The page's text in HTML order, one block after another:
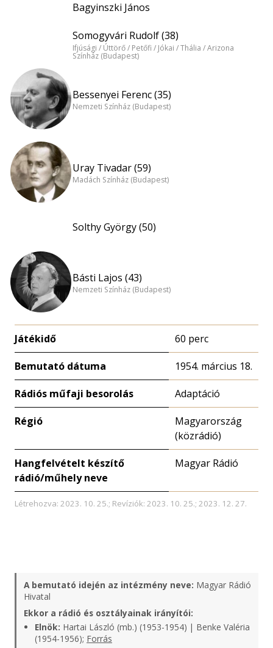
Bagyinszki János
Somogyvári Rudolf (38)
Ifjúsági / Úttörő / Petőfi / Jókai / Thália / Arizona
Színház (Budapest)
Bessenyei Ferenc (35)
Nemzeti Színház (Budapest)
Uray Tivadar (59)
Madách Színház (Budapest)
Solthy György (50)
Básti Lajos (43)
Nemzeti Színház (Budapest)
Játékidő 60 perc
Bemutató dátuma 1954. március 18.
Rádiós műfaji besorolás Adaptáció
Régió
Magyarország
(közrádió)
Hangfelvételt készítő
rádió/műhely neve
Magyar Rádió
Létrehozva: 2023. 10. 25.; Revíziók: 2023. 10. 25.; 2023. 12. 27.
A bemutató idején az intézmény neve: Magyar Rádió
Hivatal
Ekkor a rádió és osztályainak irányítói:
Elnök: Hartai László (mb.) (1953-1954) | Benke Valéria
(1954-1956); Forrás